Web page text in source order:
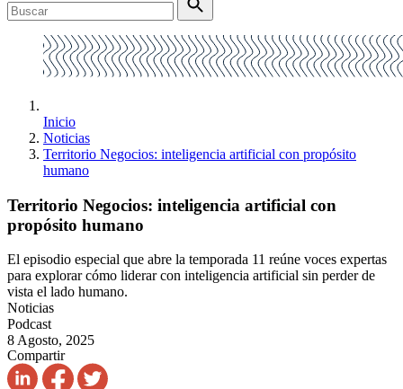
Inicio
Noticias
Territorio Negocios: inteligencia artificial con propósito
humano
Territorio Negocios: inteligencia artificial con
propósito humano
El episodio especial que abre la temporada 11 reúne voces expertas
para explorar cómo liderar con inteligencia artificial sin perder de
vista el lado humano.
Noticias
Podcast
8 Agosto, 2025
Compartir